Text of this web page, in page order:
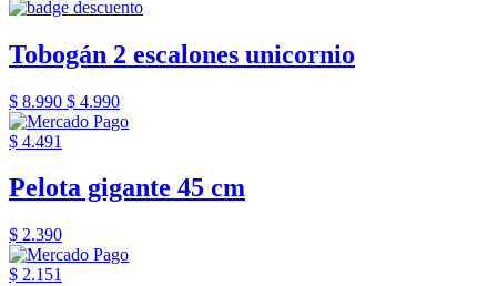
Tobogán 2 escalones unicornio
$ 8.990 $ 4.990
$ 4.491
Pelota gigante 45 cm
$ 2.390
$ 2.151